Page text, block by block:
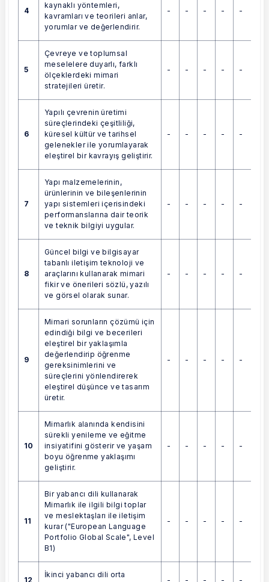
4
kaynaklı yöntemleri,
kavramları ve teorileri anlar,
yorumlar ve değerlendirir.
- - - - -
5
Çevreye ve toplumsal
meselelere duyarlı, farklı
ölçeklerdeki mimari
stratejileri üretir.
- - - - -
6
Yapılı çevrenin üretimi
süreçlerindeki çeşitliliği,
küresel kültür ve tarihsel
gelenekler ile yorumlayarak
eleştirel bir kavrayış geliştirir.
- - - - -
7
Yapı malzemelerinin,
ürünlerinin ve bileşenlerinin
yapı sistemleri içerisindeki
performanslarına dair teorik
ve teknik bilgiyi uygular.
- - - - -
8
Güncel bilgi ve bilgisayar
tabanlı iletişim teknoloji ve
araçlarını kullanarak mimari
fikir ve önerileri sözlü, yazılı
ve görsel olarak sunar.
- - - - -
9
Mimari sorunların çözümü için
edindiği bilgi ve becerileri
eleştirel bir yaklaşımla
değerlendirip öğrenme
gereksinimlerini ve
süreçlerini yönlendirerek
eleştirel düşünce ve tasarım
üretir.
- - - - -
10
Mimarlık alanında kendisini
sürekli yenileme ve eğitme
insiyatifini gösterir ve yaşam
boyu öğrenme yaklaşımı
geliştirir.
- - - - -
11
Bir yabancı dili kullanarak
Mimarlık ile ilgili bilgi toplar
ve meslektaşları ile iletişim
kurar ("European Language
Portfolio Global Scale", Level
B1)
- - - - -
12
İkinci yabancı dili orta
- - - - -